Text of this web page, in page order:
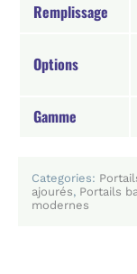
Remplissage
Options
Gamme
Categories:
ajourés, Portails
modernes